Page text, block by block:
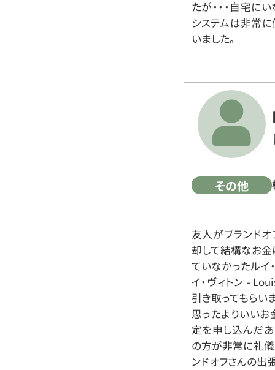
たが・・・自宅に
システムは非常に
いました。
その他
友人がブランド
却して結構なお金
ていなかったルイ
イ・ヴィトン -
引き取ってもらい
思ったよりいいお
定を申し込んだ
の方が非常に礼儀
ンドオフさんの出